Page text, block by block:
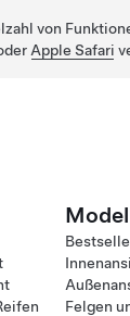
von
Apple Safari
Felgen